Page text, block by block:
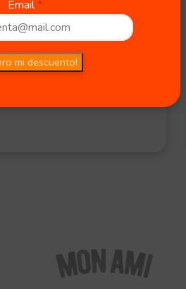
Email
mi descuento!
Adulto Carne
340g